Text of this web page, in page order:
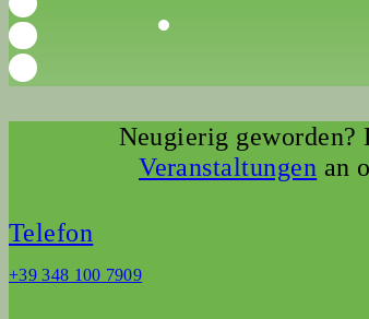
Neugierig geworden?
Veranstaltungen an
Telefon
+39 348 100 7909